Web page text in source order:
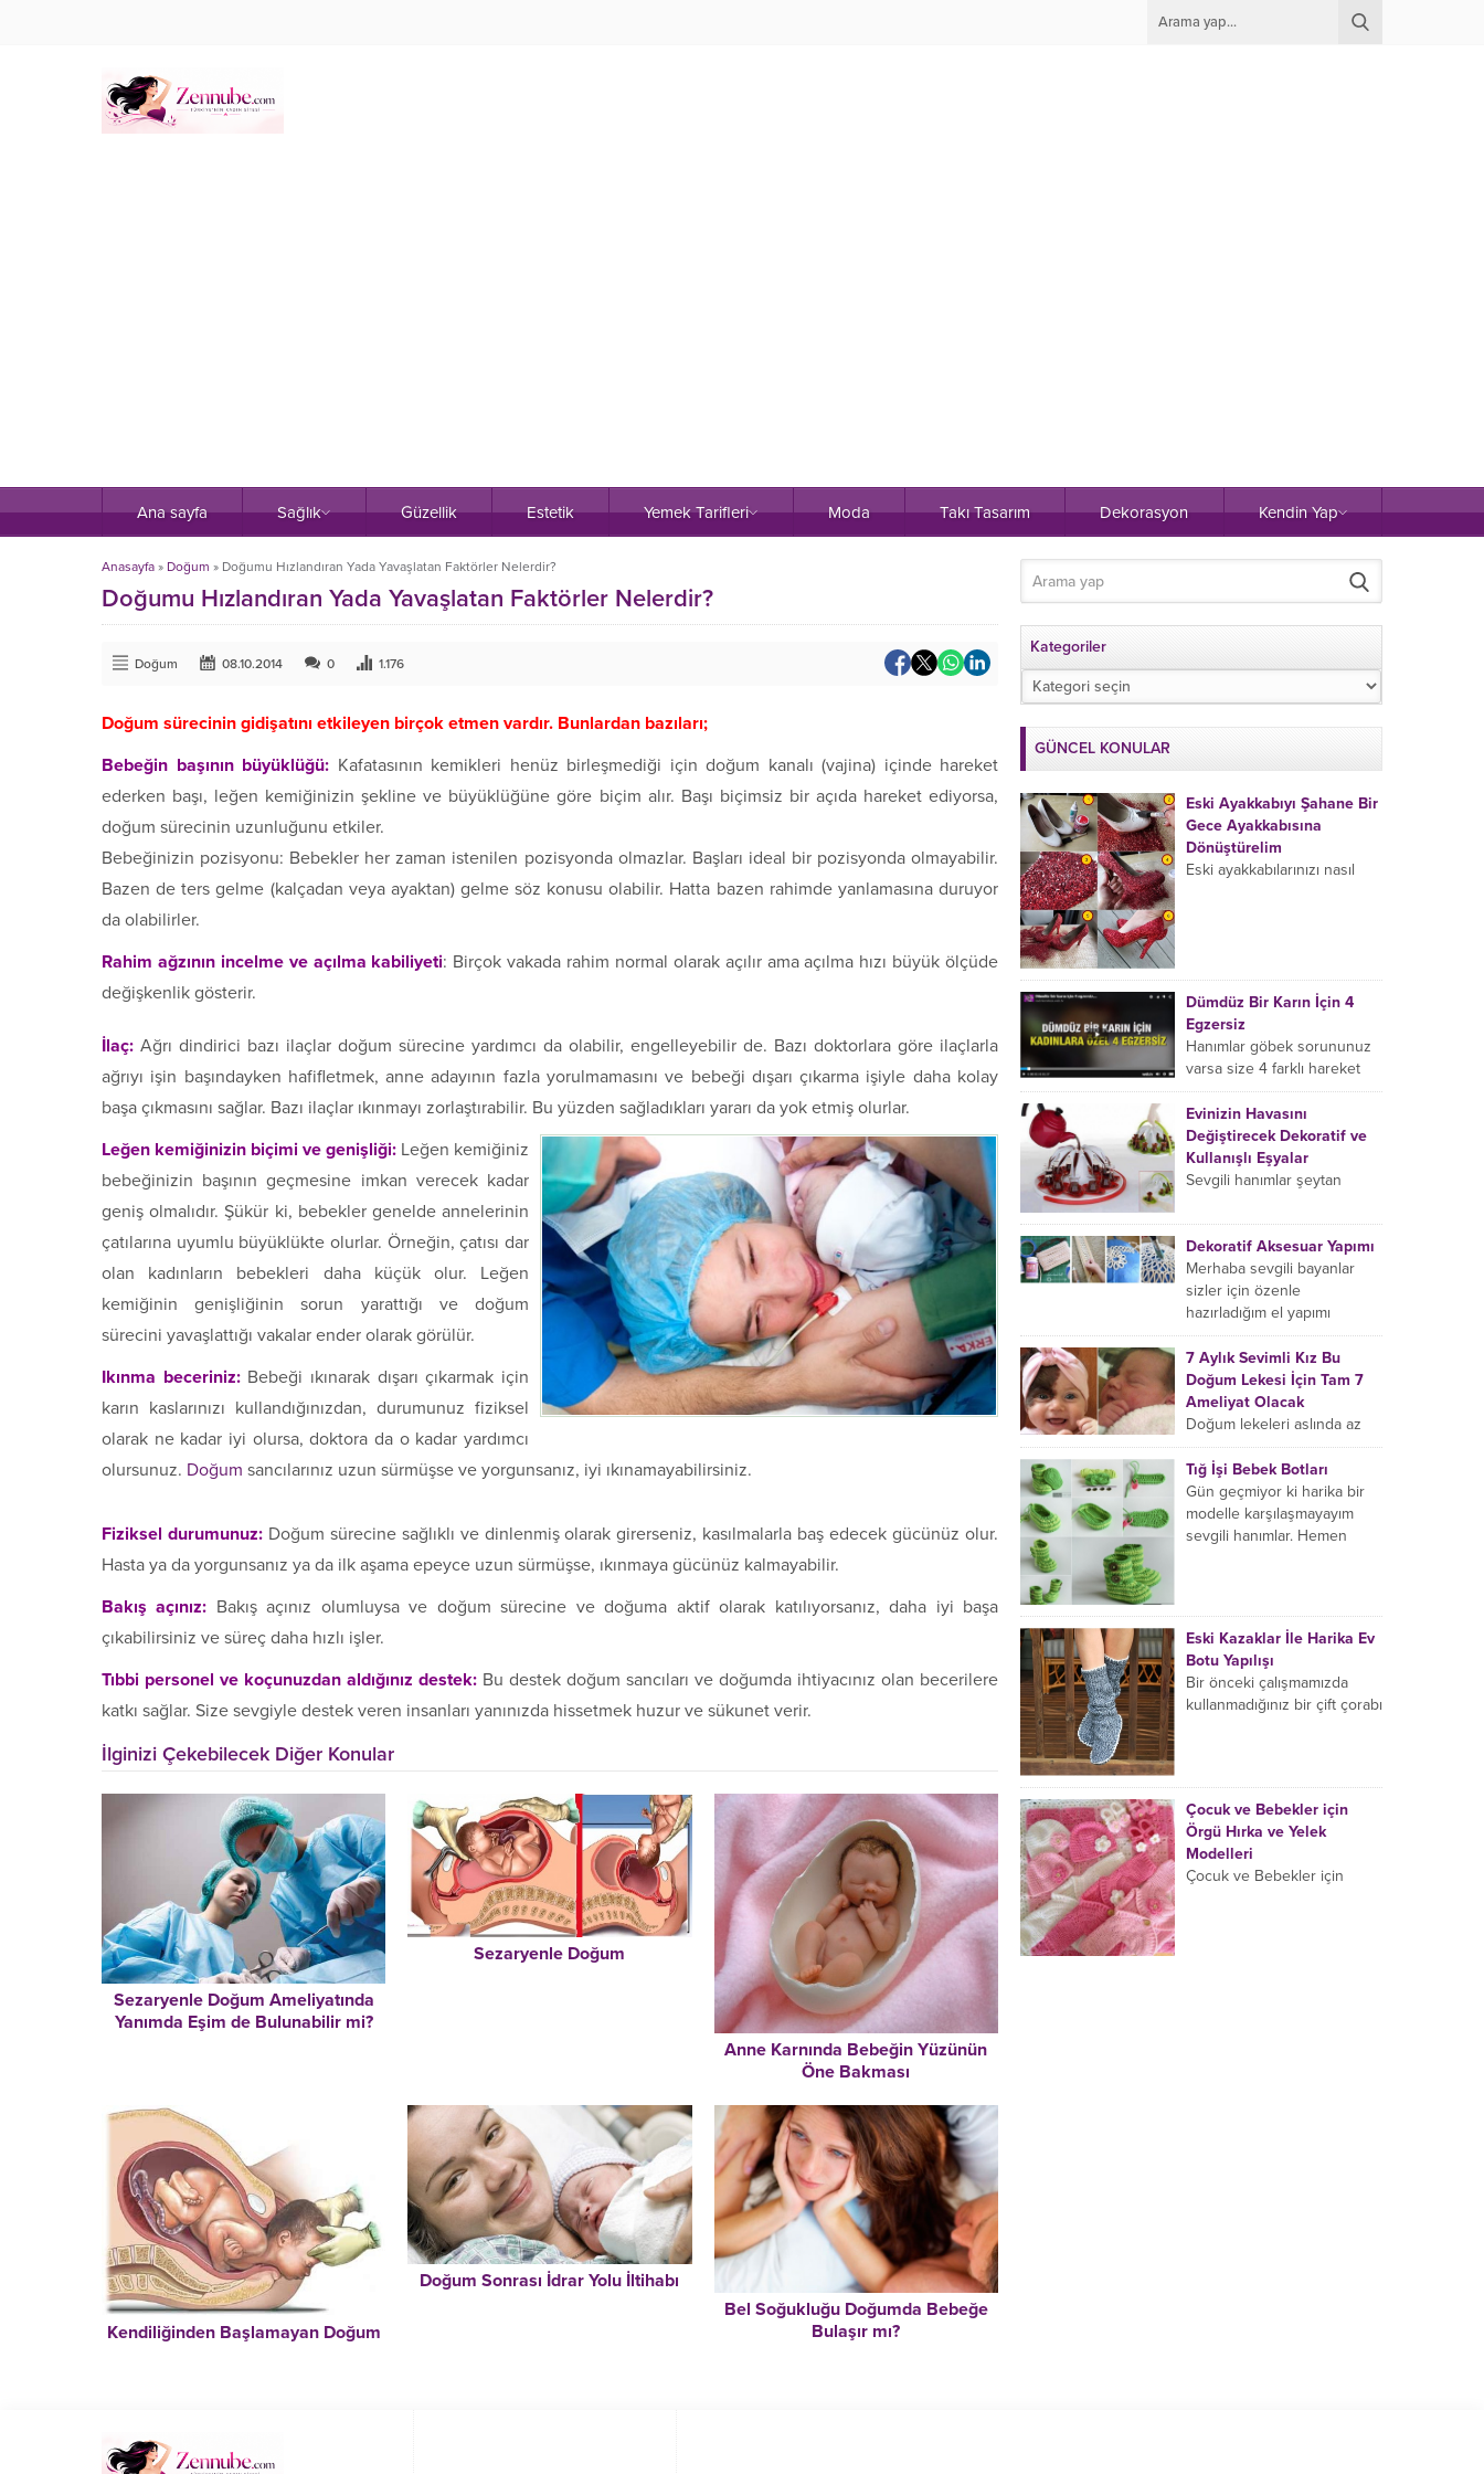
Ana sayfa Sağlık Güzellik Estetik Yemek Tarifleri Moda Takı Tasarım Dekorasyon Kendin Yap
Anasayfa » Doğum » Doğumu Hızlandıran Yada Yavaşlatan Faktörler Nelerdir?
Doğumu Hızlandıran Yada Yavaşlatan Faktörler Nelerdir?
Doğum 08.10.2014 0 1.176
Doğum sürecinin gidişatını etkileyen birçok etmen vardır. Bunlardan bazıları;
Bebeğin başının büyüklüğü: Kafatasının kemikleri henüz birleşmediği için doğum kanalı (vajina) içinde hareket
ederken başı, leğen kemiğinizin şekline ve büyüklüğüne göre biçim alır. Başı biçimsiz bir açıda hareket ediyorsa,
doğum sürecinin uzunluğunu etkiler.
Bebeğinizin pozisyonu: Bebekler her zaman istenilen pozisyonda olmazlar. Başları ideal bir pozisyonda olmayabilir.
Bazen de ters gelme (kalçadan veya ayaktan) gelme söz konusu olabilir. Hatta bazen rahimde yanlamasına duruyor
da olabilirler.
Rahim ağzının incelme ve açılma kabiliyeti: Birçok vakada rahim normal olarak açılır ama açılma hızı büyük ölçüde
değişkenlik gösterir.
İlaç: Ağrı dindirici bazı ilaçlar doğum sürecine yardımcı da olabilir, engelleyebilir de. Bazı doktorlara göre ilaçlarla
ağrıyı işin başındayken hafifletmek, anne adayının fazla yorulmamasını ve bebeği dışarı çıkarma işiyle daha kolay
başa çıkmasını sağlar. Bazı ilaçlar ıkınmayı zorlaştırabilir. Bu yüzden sağladıkları yararı da yok etmiş olurlar.
Leğen kemiğinizin biçimi ve genişliği: Leğen kemiğiniz
bebeğinizin başının geçmesine imkan verecek kadar
geniş olmalıdır. Şükür ki, bebekler genelde annelerinin
çatılarına uyumlu büyüklükte olurlar. Örneğin, çatısı dar
olan kadınların bebekleri daha küçük olur. Leğen
kemiğinin genişliğinin sorun yarattığı ve doğum
sürecini yavaşlattığı vakalar ender olarak görülür.
Ikınma beceriniz:Bebeği ıkınarak dışarı çıkarmak için
karın kaslarınızı kullandığınızdan, durumunuz fiziksel
olarak ne kadar iyi olursa, doktora da o kadar yardımcı
olursunuz. Doğum sancılarınız uzun sürmüşse ve yorgunsanız, iyi ıkınamayabilirsiniz.
Fiziksel durumunuz: Doğum sürecine sağlıklı ve dinlenmiş olarak girerseniz, kasılmalarla baş edecek gücünüz olur.
Hasta ya da yorgunsanız ya da ilk aşama epeyce uzun sürmüşse, ıkınmaya gücünüz kalmayabilir.
Bakış açınız: Bakış açınız olumluysa ve doğum sürecine ve doğuma aktif olarak katılıyorsanız, daha iyi başa
çıkabilirsiniz ve süreç daha hızlı işler.
Tıbbi personel ve koçunuzdan aldığınız destek: Bu destek doğum sancıları ve doğumda ihtiyacınız olan becerilere
katkı sağlar. Size sevgiyle destek veren insanları yanınızda hissetmek huzur ve sükunet verir.
İlginizi Çekebilecek Diğer Konular
Sezaryenle Doğum Ameliyatında
Yanımda Eşim de Bulunabilir mi?
Sezaryenle Doğum
Anne Karnında Bebeğin Yüzünün
Öne Bakması
Kendiliğinden Başlamayan Doğum
Doğum Sonrası İdrar Yolu İltihabı
Bel Soğukluğu Doğumda Bebeğe
Bulaşır mı?
Kategoriler
Kategoriler
GÜNCEL KONULAR
Eski Ayakkabıyı Şahane Bir
Gece Ayakkabısına
Dönüştürelim
Eski ayakkabılarınızı nasıl
atmaya da kıyamadığınız,
belki taaa gelinlik
zamanınızdan...
Dümdüz Bir Karın İçin 4
Egzersiz
Hanımlar göbek sorununuz
varsa size 4 farklı hareket
göstereceğiz, bu 4 farklı
hareketin her birini sadece 2
dakika yapacaksınız yani...
Evinizin Havasını
Değiştirecek Dekoratif ve
Kullanışlı Eşyalar
Sevgili hanımlar şeytan
eviniz için birbirinden şık,
modern ve farklı ev
aksesuar ve eşyalarını bir
araya...
Dekoratif Aksesuar Yapımı
Merhaba sevgili bayanlar
sizler için özenle
hazırladığım el yapımı
aksesuar modellerini
inceledikten sonra evimizde
kendi emeğimiz olan
tasarımları sergileme ve...
7 Aylık Sevimli Kız Bu
Doğum Lekesi İçin Tam 7
Ameliyat Olacak
Doğum lekeleri aslında az
rastlanan bir durum değil,
ancak bu minik sevimli kızın
neredeyse yüzünün yarısını
kaplamış durumda.
Avustralya’nın Towradji
Tığ İşi Bebek Botları
Gün geçmiyor ki harika bir
modelle karşılaşmayayım
sevgili hanımlar. Hemen
Eski Kazaklar İle Harika Ev
Botu Yapılışı
Bir önceki çalışmamızda
kullanmadığınız bir çift çorabı
hanımlar. Şimdi de...
Çocuk ve Bebekler için
Örgü Hırka ve Yelek
Modelleri
Çocuk ve Bebekler için